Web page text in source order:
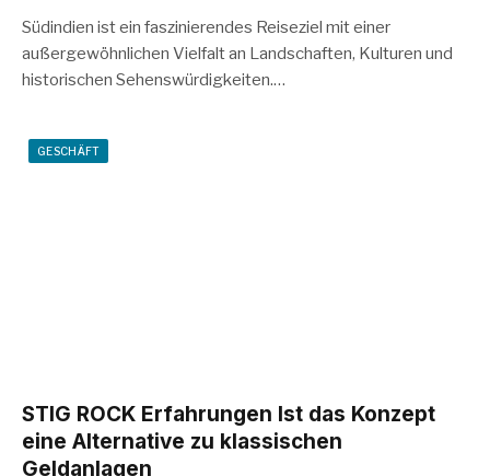
Südindien ist ein faszinierendes Reiseziel mit einer
außergewöhnlichen Vielfalt an Landschaften, Kulturen und
historischen Sehenswürdigkeiten.…
GESCHÄFT
STIG ROCK Erfahrungen Ist das Konzept
eine Alternative zu klassischen
Geldanlagen